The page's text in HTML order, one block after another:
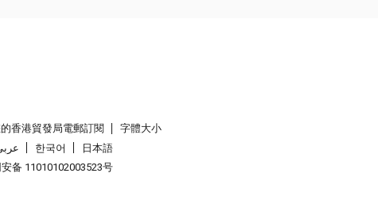
香港貿發局電郵訂閱
字體大小
한국어
日本語
备 11010102003523号